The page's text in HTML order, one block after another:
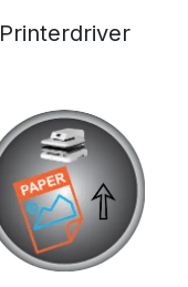
Printerdriver